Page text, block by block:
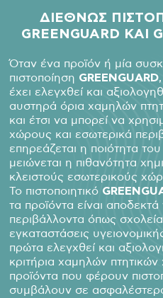
ΔΙΕΘΝΩΣ
GREENGUARD
ΚΑΙ
Όταν ένα προϊόν ή μία
πιστοποίηση GREENGUARD
έχει ελεγχθεί και
αυστηρά όρια χαμηλών
και έτσι να μπορεί να
χώρους και εσωτερικά
επηρεάζεται η ποιότητα
μειώνεται η πιθανότητα
κλειστούς εσωτερικούς
Το πιστοποιητικό
τα προϊόντα είναι
περιβάλλοντα όπως
εγκαταστάσεις
πρώτα ελεγχθεί και
κριτήρια χαμηλών
προϊόντα που φέρουν
συμβάλουν σε